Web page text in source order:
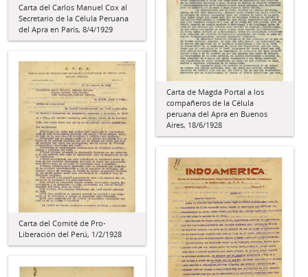
Carta del Carlos Manuel Cox al
Secretario de la Célula Peruana
del Apra en París, 8/4/1929
Carta de Magda Portal a los
compañeros de la Célula
peruana del Apra en Buenos
Aires, 18/6/1928
Carta del Comité de Pro-
Liberación del Perú, 1/2/1928